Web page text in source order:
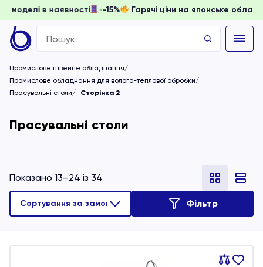
доки моделі в наявності -15% Гарячі ціни на
Search
for:
Промислове швейне обладнання
Промислове обладнання для волого-теплової обробки
Прасувальні столи
Сторінка 2
Прасувальні столи
Показано 13–24 із 34
Фільтр
Порівняти
В